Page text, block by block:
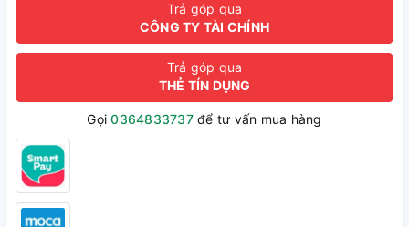
Trả góp qua
CÔNG TY TÀI CHÍNH
Trả góp qua
THẺ TÍN DỤNG
Gọi0364833737để tư vấn mua hàng